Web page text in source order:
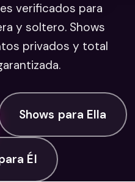
verificados para
y soltero. Shows
privados y total
Shows para Ella
Él